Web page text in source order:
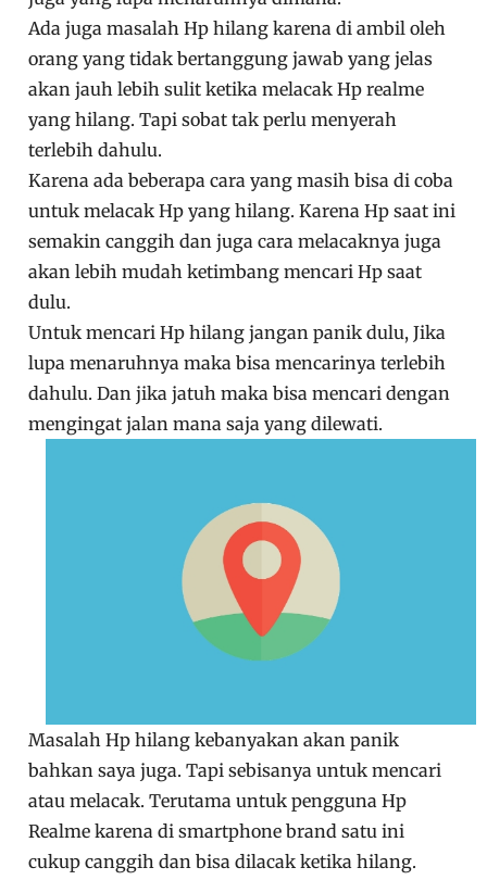
Ada juga masalah Hp hilang karena di ambil oleh
orang yang tidak bertanggung jawab yang jelas
akan jauh lebih sulit ketika melacak Hp realme
yang hilang. Tapi sobat tak perlu menyerah
terlebih dahulu.
Karena ada beberapa cara yang masih bisa di coba
untuk melacak Hp yang hilang. Karena Hp saat ini
semakin canggih dan juga cara melacaknya juga
akan lebih mudah ketimbang mencari Hp saat
dulu.
Untuk mencari Hp hilang jangan panik dulu, Jika
lupa menaruhnya maka bisa mencarinya terlebih
dahulu. Dan jika jatuh maka bisa mencari dengan
mengingat jalan mana saja yang dilewati.
Masalah Hp hilang kebanyakan akan panik
bahkan saya juga. Tapi sebisanya untuk mencari
atau melacak. Terutama untuk pengguna Hp
Realme karena di smartphone brand satu ini
cukup canggih dan bisa dilacak ketika hilang.